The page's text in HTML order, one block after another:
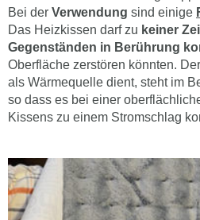
Bei der Verwendung sind einige
Das Heizkissen darf zu keiner
Gegenständen in Berührung
Oberfläche zerstören könnten.
als Wärmequelle dient, steht im
so dass es bei einer
Kissens zu einem Stromschlag